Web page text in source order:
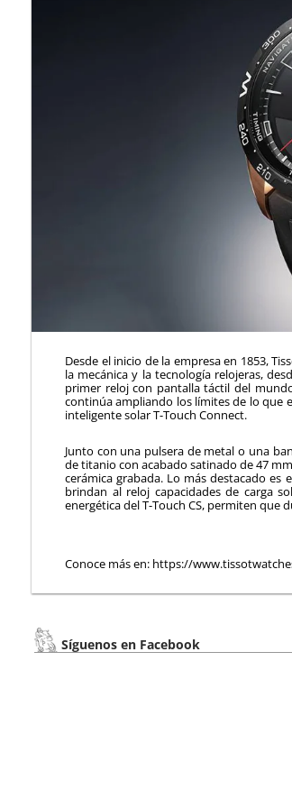
Desde el inicio de la empresa en 1853,
la mecánica y la tecnología relojeras,
primer reloj con pantalla táctil del
continúa ampliando los límites de lo que
inteligente solar T-Touch Connect.
Junto con una pulsera de metal o una
de titanio con acabado satinado de 47
cerámica grabada. Lo más destacado
brindan al reloj capacidades de carga
energética del T-Touch CS, permiten que
Conoce más en: https://
Síguenos en Facebook